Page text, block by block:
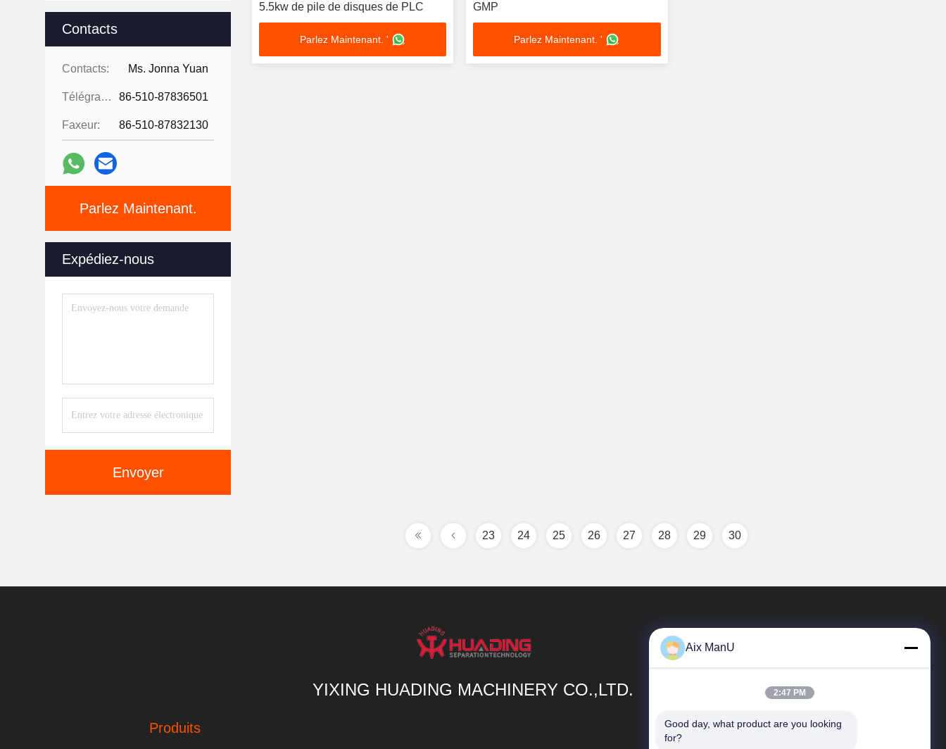
Contacts
Contacts: Ms. Jonna Yuan
Télégramme: 86-510-87836501
Faxeur: 86-510-87832130
Parlez Maintenant.
Expédiez-nous
Envoyer
5.5kw de pile de disques de PLC
Parlez Maintenant. '
GMP
Parlez Maintenant. '
23 24 25 26 27 28 29 30
YIXING HUADING MACHINERY CO.,LTD.
Produits Liens Rapides
Aix ManU
2:47 PM
Good day, what product are you looking
for?